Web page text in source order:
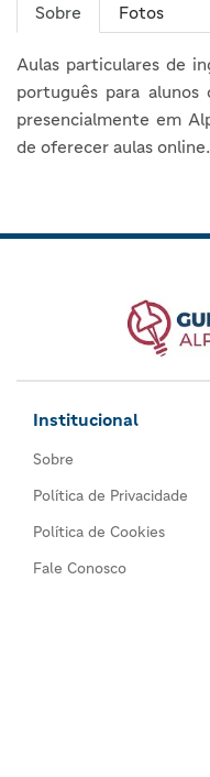
Sobre Fotos
Aulas particulares de
português para
presencialmente em
de oferecer aulas online.
Institucional
Sobre
Política de Privacidade
Política de Cookies
Fale Conosco